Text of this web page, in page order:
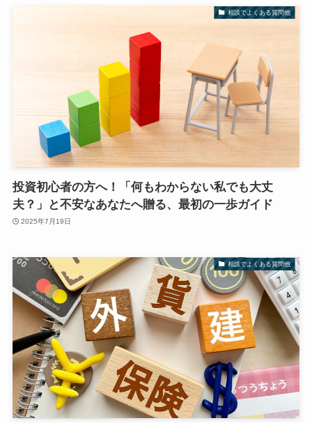
相談でよくある質問他
投資初心者の方へ！「何もわからない私でも大丈
夫？」と不安なあなたへ贈る、最初の一歩ガイド
2025年7月19日
相談でよくある質問他